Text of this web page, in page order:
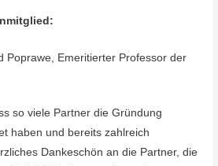
Poprawe, Emeritierter Professor der
so viele Partner die Gründung
haben und bereits zahlreich
Dankeschön an die Partner, die